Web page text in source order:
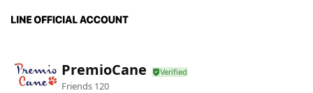
PremioCane
Friends 120